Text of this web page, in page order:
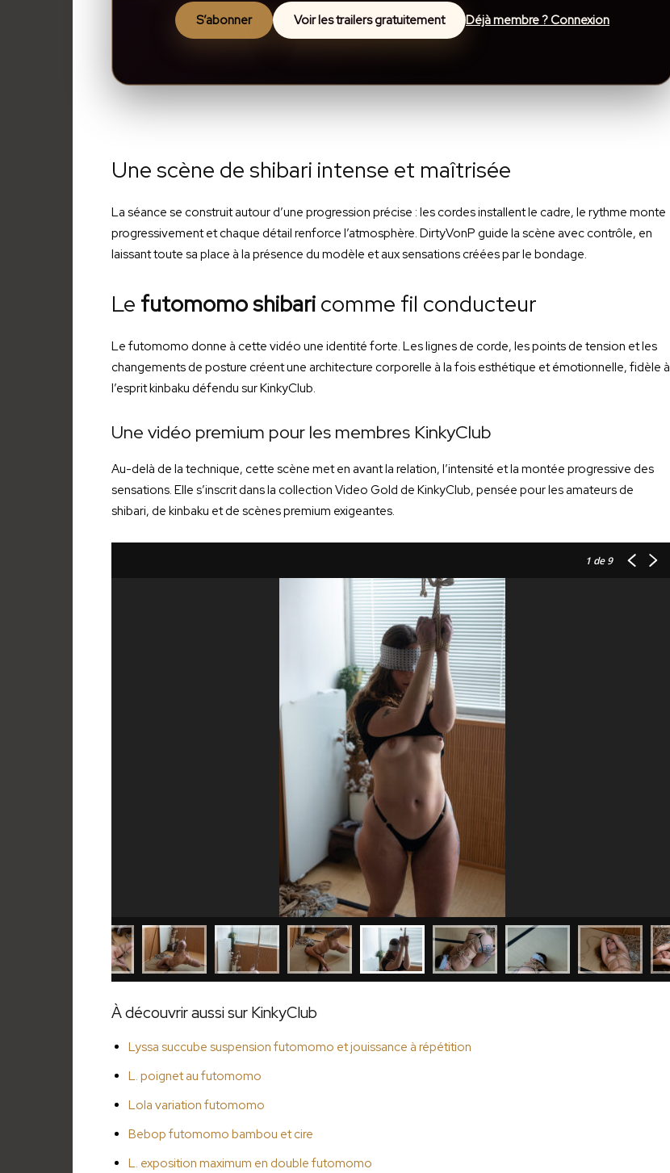
S’abonner Voir les trailers gratuitement Déjà membre ? Connexion
Une scène de shibari intense et maîtrisée
La séance se construit autour d’une progression précise : les cordes installent le cadre, le rythme monte
progressivement et chaque détail renforce l’atmosphère. DirtyVonP guide la scène avec contrôle, en
laissant toute sa place à la présence du modèle et aux sensations créées par le bondage.
Le futomomo shibari comme fil conducteur
Le futomomo donne à cette vidéo une identité forte. Les lignes de corde, les points de tension et les
changements de posture créent une architecture corporelle à la fois esthétique et émotionnelle, fidèle à
l’esprit kinbaku défendu sur KinkyClub.
Une vidéo premium pour les membres KinkyClub
Au-delà de la technique, cette scène met en avant la relation, l’intensité et la montée progressive des
sensations. Elle s’inscrit dans la collection Video Gold de KinkyClub, pensée pour les amateurs de
shibari, de kinbaku et de scènes premium exigeantes.
1 de 9
À découvrir aussi sur KinkyClub
Lyssa succube suspension futomomo et jouissance à répétition
L. poignet au futomomo
Lola variation futomomo
Bebop futomomo bambou et cire
L. exposition maximum en double futomomo